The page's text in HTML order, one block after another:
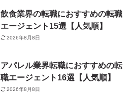
飲食業界の転職におすすめの転職
エージェント15選【人気順】
2026年8月8日
アパレル業界転職におすすめの転
職エージェント16選【人気順】
2026年8月8日